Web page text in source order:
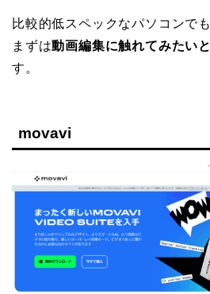
比較的低スペックなパソコンで
まずは動画編集に触れてみたい
す。
movavi